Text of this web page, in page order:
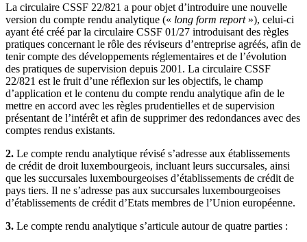
La circulaire CSSF 22/821 a pour objet d’introduire une nouvelle
version du compte rendu analytique (« long form report»), celui-ci
ayant été créé par la circulaire CSSF 01/27 introduisant des règles
pratiques concernant le rôle des réviseurs d’entreprise agréés, afin de
tenir compte des développements réglementaires et de l’évolution
des pratiques de supervision depuis 2001. La circulaire CSSF
22/821 est le fruit d’une réflexion sur les objectifs, le champ
d’application et le contenu du compte rendu analytique afin de le
mettre en accord avec les règles prudentielles et de supervision
présentant de l’intérêt et afin de supprimer des redondances avec des
comptes rendus existants.
2. Le compte rendu analytique révisé s’adresse aux établissements
de crédit de droit luxembourgeois, incluant leurs succursales, ainsi
que les succursales luxembourgeoises d’établissements de crédit de
pays tiers. Il ne s’adresse pas aux succursales luxembourgeoises
d’établissements de crédit d’Etats membres de l’Union européenne.
3. Le compte rendu analytique s’articule autour de quatre parties :